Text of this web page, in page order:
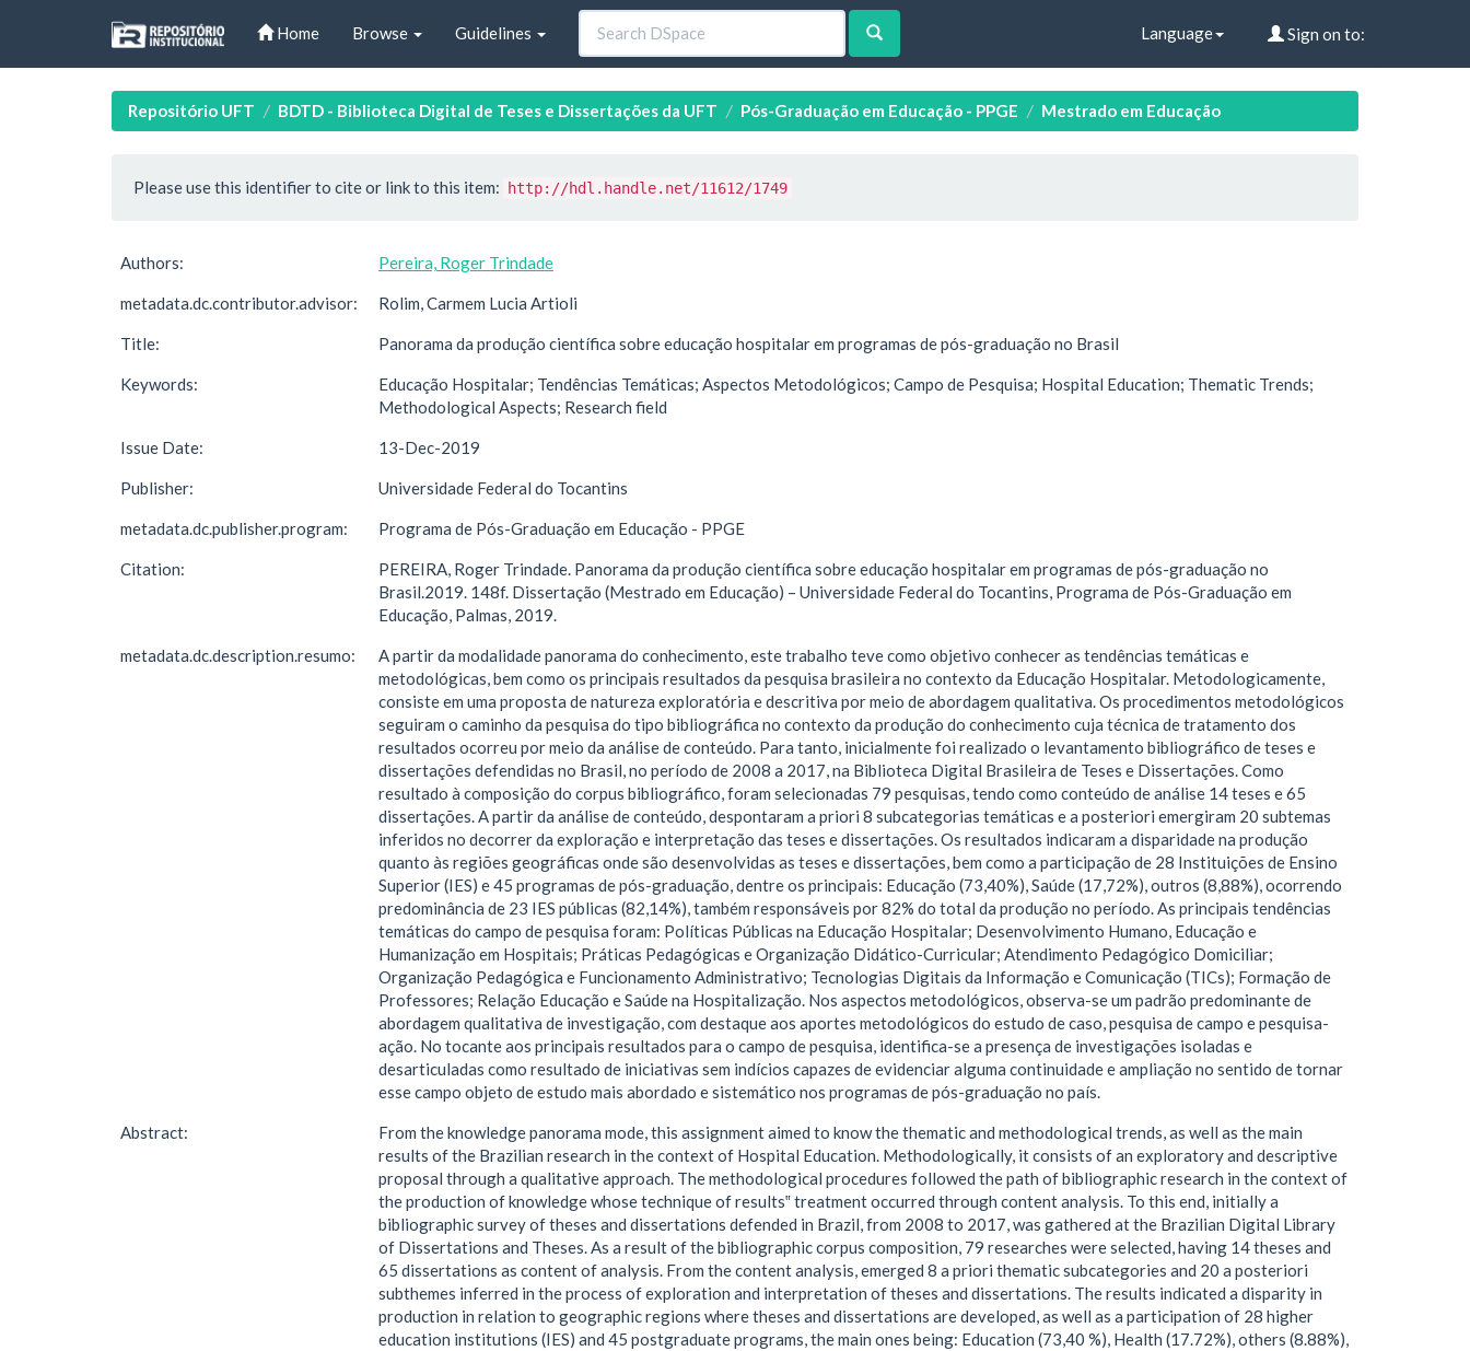
Home Browse Guidelines Language Sign on to:
Repositório UFT BDTD - Biblioteca Digital de Teses e Dissertações da UFT Pós-Graduação em Educação - PPGE Mestrado em Educação
Please use this identifier to cite or link to this item: http://hdl.handle.net/11612/1749
Authors: Pereira, Roger Trindade
metadata.dc.contributor.advisor: Rolim, Carmem Lucia Artioli
Title: Panorama da produção científica sobre educação hospitalar em programas de pós-graduação no Brasil
Keywords:
Educação Hospitalar; Tendências Temáticas; Aspectos Metodológicos; Campo de Pesquisa; Hospital Education; Thematic Trends;
Methodological Aspects; Research field
Issue Date: 13-Dec-2019
Publisher: Universidade Federal do Tocantins
metadata.dc.publisher.program: Programa de Pós-Graduação em Educação - PPGE
Citation:
PEREIRA, Roger Trindade. Panorama da produção científica sobre educação hospitalar em programas de pós-graduação no
Brasil.2019. 148f. Dissertação (Mestrado em Educação) – Universidade Federal do Tocantins, Programa de Pós-Graduação em
Educação, Palmas, 2019.
metadata.dc.description.resumo:
A partir da modalidade panorama do conhecimento, este trabalho teve como objetivo conhecer as tendências temáticas e
metodológicas, bem como os principais resultados da pesquisa brasileira no contexto da Educação Hospitalar. Metodologicamente,
consiste em uma proposta de natureza exploratória e descritiva por meio de abordagem qualitativa. Os procedimentos metodológicos
seguiram o caminho da pesquisa do tipo bibliográfica no contexto da produção do conhecimento cuja técnica de tratamento dos
resultados ocorreu por meio da análise de conteúdo. Para tanto, inicialmente foi realizado o levantamento bibliográfico de teses e
dissertações defendidas no Brasil, no período de 2008 a 2017, na Biblioteca Digital Brasileira de Teses e Dissertações. Como
resultado à composição do corpus bibliográfico, foram selecionadas 79 pesquisas, tendo como conteúdo de análise 14 teses e 65
dissertações. A partir da análise de conteúdo, despontaram a priori 8 subcategorias temáticas e a posteriori emergiram 20 subtemas
inferidos no decorrer da exploração e interpretação das teses e dissertações. Os resultados indicaram a disparidade na produção
quanto às regiões geográficas onde são desenvolvidas as teses e dissertações, bem como a participação de 28 Instituições de Ensino
Superior (IES) e 45 programas de pós-graduação, dentre os principais: Educação (73,40%), Saúde (17,72%), outros (8,88%), ocorrendo
predominância de 23 IES públicas (82,14%), também responsáveis por 82% do total da produção no período. As principais tendências
temáticas do campo de pesquisa foram: Políticas Públicas na Educação Hospitalar; Desenvolvimento Humano, Educação e
Humanização em Hospitais; Práticas Pedagógicas e Organização Didático-Curricular; Atendimento Pedagógico Domiciliar;
Organização Pedagógica e Funcionamento Administrativo; Tecnologias Digitais da Informação e Comunicação (TICs); Formação de
Professores; Relação Educação e Saúde na Hospitalização. Nos aspectos metodológicos, observa-se um padrão predominante de
abordagem qualitativa de investigação, com destaque aos aportes metodológicos do estudo de caso, pesquisa de campo e pesquisa-
ação. No tocante aos principais resultados para o campo de pesquisa, identifica-se a presença de investigações isoladas e
desarticuladas como resultado de iniciativas sem indícios capazes de evidenciar alguma continuidade e ampliação no sentido de tornar
esse campo objeto de estudo mais abordado e sistemático nos programas de pós-graduação no país.
Abstract:
From the knowledge panorama mode, this assignment aimed to know the thematic and methodological trends, as well as the main
results of the Brazilian research in the context of Hospital Education. Methodologically, it consists of an exploratory and descriptive
proposal through a qualitative approach. The methodological procedures followed the path of bibliographic research in the context of
the production of knowledge whose technique of results‟ treatment occurred through content analysis. To this end, initially a
bibliographic survey of theses and dissertations defended in Brazil, from 2008 to 2017, was gathered at the Brazilian Digital Library
of Dissertations and Theses. As a result of the bibliographic corpus composition, 79 researches were selected, having 14 theses and
65 dissertations as content of analysis. From the content analysis, emerged 8 a priori thematic subcategories and 20 a posteriori
subthemes inferred in the process of exploration and interpretation of theses and dissertations. The results indicated a disparity in
production in relation to geographic regions where theses and dissertations are developed, as well as a participation of 28 higher
education institutions (IES) and 45 postgraduate programs, the main ones being: Education (73,40 %), Health (17.72%), others (8.88%),